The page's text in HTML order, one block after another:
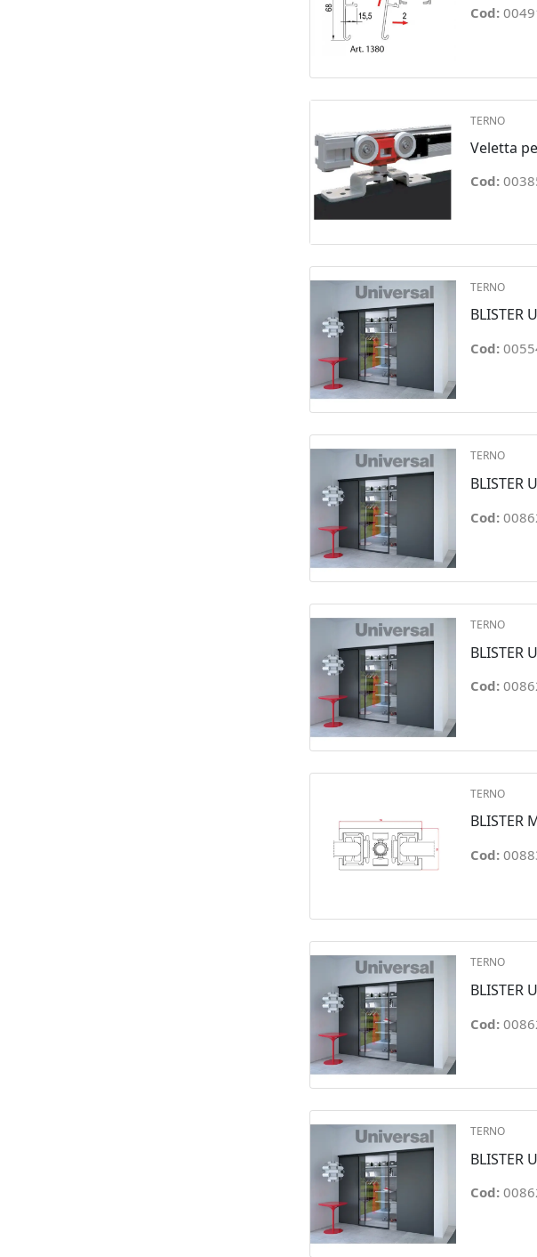
Cod:
TERNO
Veletta
Cod:
TERNO
BLISTER
Cod:
TERNO
BLISTER
Cod:
TERNO
BLISTER
Cod:
TERNO
BLISTER
Cod:
TERNO
BLISTER
Cod:
TERNO
BLISTER
Cod: